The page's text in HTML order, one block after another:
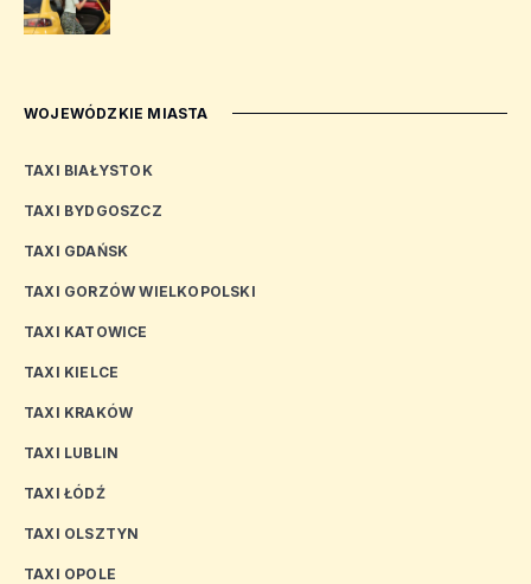
WOJEWÓDZKIE MIASTA
TAXI BIAŁYSTOK
TAXI BYDGOSZCZ
TAXI GDAŃSK
TAXI GORZÓW WIELKOPOLSKI
TAXI KATOWICE
TAXI KIELCE
TAXI KRAKÓW
TAXI LUBLIN
TAXI ŁÓDŹ
TAXI OLSZTYN
TAXI OPOLE